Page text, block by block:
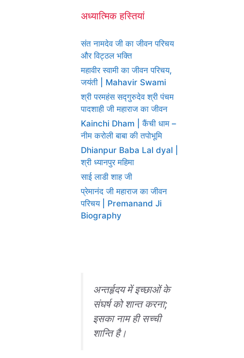
अध्यात्मिक हस्तियां
संत नामदेव जी का जीवन परिचय
और विट्ठल भक्ति
महावीर स्वामी का जीवन परिचय,
जयंती | Mahavir Swami
श्री परमहंस सद्गुरुदेव श्री पंचम
पादशाही जी महाराज का जीवन
Kainchi Dham | कैंची धाम –
नीम करोली बाबा की तपोभूमि
Dhianpur Baba Lal dyal |
श्री ध्यानपुर महिमा
साई लाडी शाह जी
प्रेमानंद जी महाराज का जीवन
परिचय | Premanand Ji
Biography
अन्तर्हृदय में इच्छाओं के
संघर्ष को शान्त करना;
इसका नाम ही सच्ची
शान्ति है।